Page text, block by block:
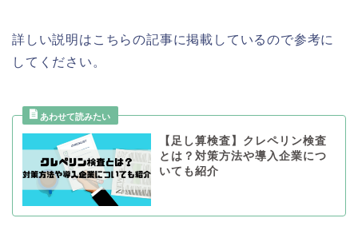
詳しい説明はこちらの記事に掲載しているので参考に
してください。
【足し算検査】クレペリン検査
とは？対策方法や導入企業につ
いても紹介